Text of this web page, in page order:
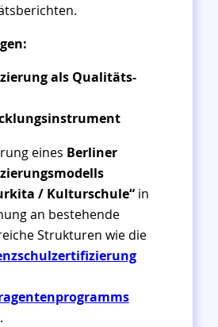
als Qualitäts-
eines Berliner
/ Kulturschule“in
an bestehende
Strukturen wie die
.